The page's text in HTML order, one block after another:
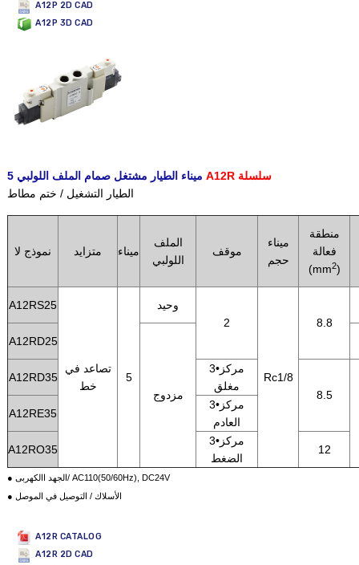
A12P 2D CAD
A12P 3D CAD
5 ميناء الطيار مشتغل صمام الملف اللولبي
A12R سلسلة
الطيار التشغيل / ختم مطاط
نموذج لا متزايد ميناء
الملف
اللولبي
موقف
ميناء
حجم
منطقة
فعالة
(mm2)
A12RS25
تصاعد في
خط
5
وحيد
2
Rc1/8
8.8
A12RD25
مزدوج
A12RD35
3•مركز
مغلق
8.5
A12RE35
3•مركز
العادم
A12RO35
3•مركز
الضغط
12
● الجهد االكهربى/ AC110(50/60Hz), DC24V
● الأسلاك / التوصيل في الموصل
A12R CATALOG
A12R 2D CAD